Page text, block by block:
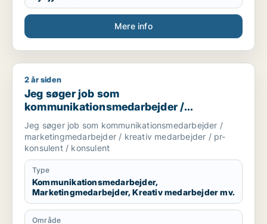
Mere info
Jeg søger job som kommunikationsmedarbejder /
2 år siden
Jeg søger job som
kommunikationsmedarbejder /
marketingmedarbejder / kreativ
medarbejder / pr-konsulent / konsulent
Jeg søger job som kommunikationsmedarbejder /
marketingmedarbejder / kreativ medarbejder / pr-
konsulent / konsulent
Type
Kommunikationsmedarbejder,
Marketingmedarbejder, Kreativ medarbejder mv.
Område